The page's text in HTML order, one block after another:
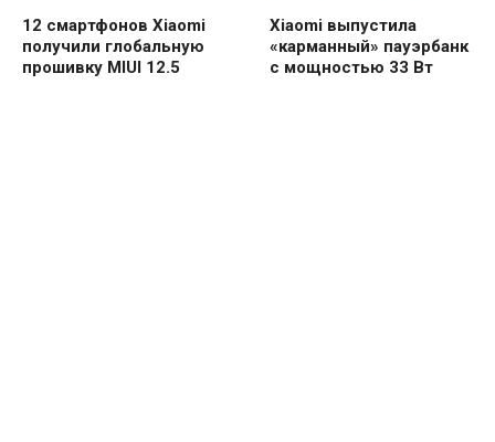
12 смартфонов Xiaomi
получили глобальную
прошивку MIUI 12.5
Xiaomi выпустила
«карманный» пауэрбанк
с мощностью 33 Вт